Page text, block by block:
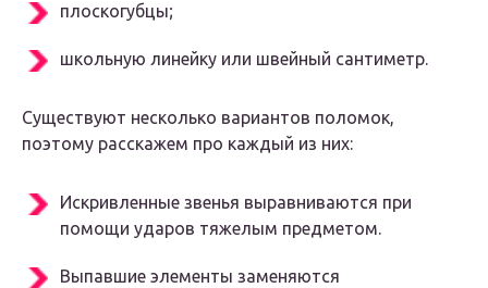
плоскогубцы;
школьную линейку или швейный сантиметр.
Существуют несколько вариантов поломок,
поэтому расскажем про каждый из них:
Искривленные звенья выравниваются при
помощи ударов тяжелым предметом.
Выпавшие элементы заменяются